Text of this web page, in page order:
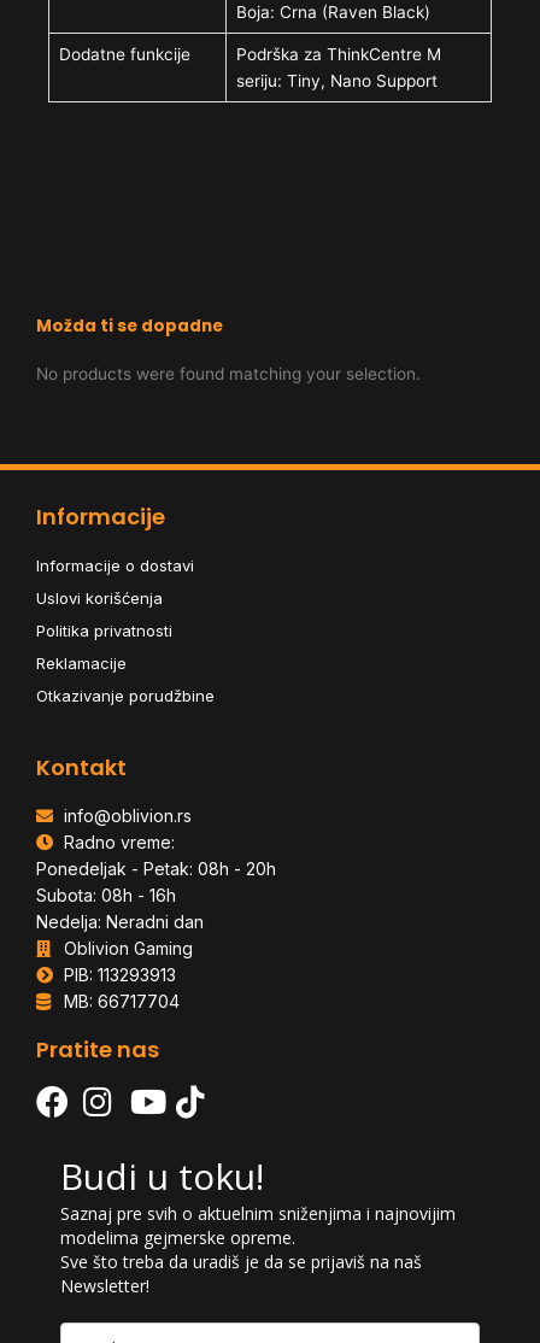
Boja: Crna (Raven Black)
Dodatne funkcije
Podrška za ThinkCentre M
seriju: Tiny, Nano Support
Možda ti se dopadne
No products were found matching your selection.
Informacije
Informacije o dostavi
Uslovi korišćenja
Politika privatnosti
Reklamacije
Otkazivanje porudžbine
Kontakt
info@oblivion.rs
Radno vreme:
Ponedeljak - Petak: 08h - 20h
Subota: 08h - 16h
Nedelja: Neradni dan
Oblivion Gaming
PIB: 113293913
MB: 66717704
Pratite nas
Budi u toku!
Saznaj pre svih o aktuelnim sniženjima i najnovijim
modelima gejmerske opreme.
Sve što treba da uradiš je da se prijaviš na naš
Newsletter!